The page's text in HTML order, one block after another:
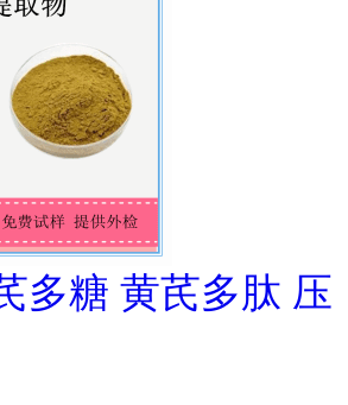
多糖 黄芪多肽 压